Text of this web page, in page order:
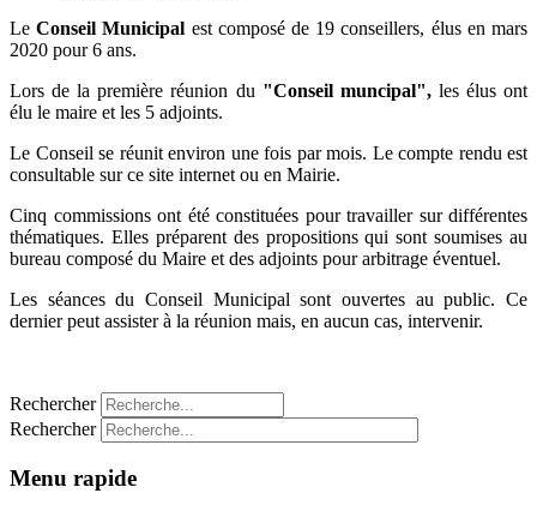
LeConseil Municipal est composé de 19 conseillers, élus en mars
2020 pour 6 ans.
Lors de la première réunion du "Conseil muncipal",les élus ont
élu le maire et les 5 adjoints.
Le Conseil se réunit environ une fois par mois. Le compte rendu est
consultable sur ce site internet ou en Mairie.
Cinq commissions ont été constituées pour travailler sur différentes
thématiques. Elles préparent des propositions qui sont soumises au
bureau composé du Maire et des adjoints pour arbitrage éventuel.
Les séances du Conseil Municipal sont ouvertes au public. Ce
dernier peut assister à la réunion mais, en aucun cas, intervenir.
Rechercher
Rechercher
Menu rapide